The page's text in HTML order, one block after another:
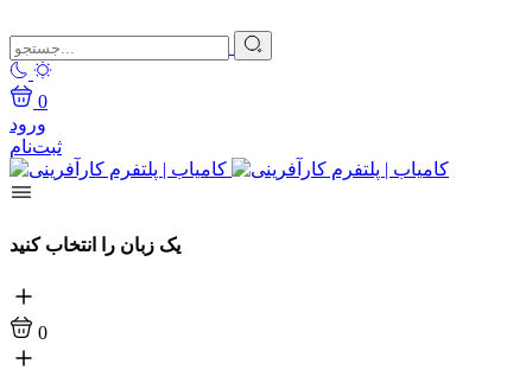
0
ورود
ثبت‌نام
یک زبان را انتخاب کنید
0